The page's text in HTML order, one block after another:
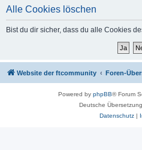
Alle Cookies löschen
Bist du dir sicher, dass du alle Cookies
Website der ftcommunity Foren-
Powered by phpBB® Forum
Deutsche
Datenschutz|